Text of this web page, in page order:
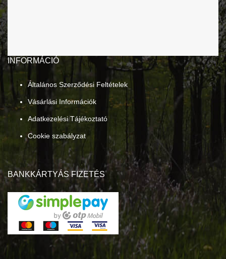
INFORMÁCIÓ
Általános Szerződési Feltételek
Vásárlási Információk
Adatkezelési Tájékoztató
Cookie szabályzat
BANKKÁRTYÁS FIZETÉS